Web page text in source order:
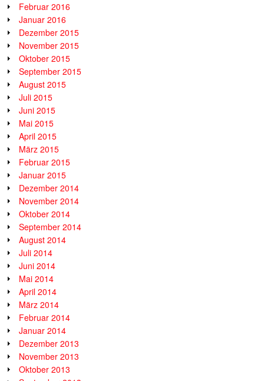
Februar 2016
Januar 2016
Dezember 2015
November 2015
Oktober 2015
September 2015
August 2015
Juli 2015
Juni 2015
Mai 2015
April 2015
März 2015
Februar 2015
Januar 2015
Dezember 2014
November 2014
Oktober 2014
September 2014
August 2014
Juli 2014
Juni 2014
Mai 2014
April 2014
März 2014
Februar 2014
Januar 2014
Dezember 2013
November 2013
Oktober 2013